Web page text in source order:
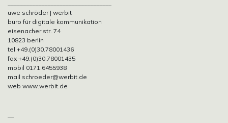
uwe schröder | werbit
büro für digitale kommunikation
eisenacher str. 74
10823 berlin
tel +49.(0)30.78001436
fax +49.(0)30.78001435
mobil 0171.6455938
mail schroeder@werbit.de
web www.werbit.de
—